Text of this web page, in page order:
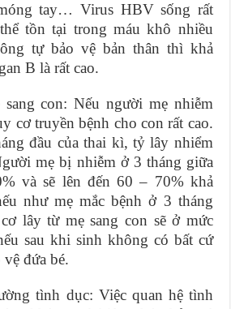
tay… Virus HBV sống rất
tồn tại trong máu khô nhiều
tự bảo vệ bản thân thì khả
B là rất cao.
con: Nếu người mẹ nhiễm
cơ truyền bệnh cho con rất cao.
đầu của thai kì, tỷ lây nhiểm
mẹ bị nhiễm ở 3 tháng giữa
và sẽ lên đến 60 – 70% khả
như mẹ mắc bệnh ở 3 tháng
lây từ mẹ sang con sẽ ở mức
sau khi sinh không có bất cứ
đứa bé.
tình dục: Việc quan hệ tình